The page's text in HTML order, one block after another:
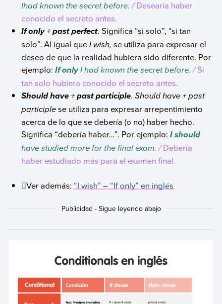
Ihad known the secret before. /Desearía haber
conocido el secreto antes.
If only+past perfect. Significa “si solo”, “si tan
solo”. Al igual queI wish,se utiliza para expresar el
deseo de que la realidad hubiera sido diferente. Por
ejemplo:If onlyI had known the secret before. /Si
tan solo hubiera conocido el secreto antes.
Should have+past participle.Should have + past
participlese utiliza para expresar arrepentimiento
acerca de lo que se debería (o no) haber hecho.
Significa “debería haber…”. Por ejemplo:I should
have studied more for the final exam. /Debería
haber estudiado más para el examen final.
Ver además:“I wish” – “If only” en inglés